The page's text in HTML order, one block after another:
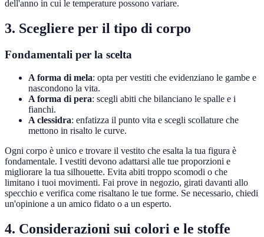
dell'anno in cui le temperature possono variare.
3. Scegliere per il tipo di corpo
Fondamentali per la scelta
A forma di mela: opta per vestiti che evidenziano le gambe e
nascondono la vita.
A forma di pera: scegli abiti che bilanciano le spalle e i
fianchi.
A clessidra: enfatizza il punto vita e scegli scollature che
mettono in risalto le curve.
Ogni corpo è unico e trovare il vestito che esalta la tua figura è
fondamentale. I vestiti devono adattarsi alle tue proporzioni e
migliorare la tua silhouette. Evita abiti troppo scomodi o che
limitano i tuoi movimenti. Fai prove in negozio, girati davanti allo
specchio e verifica come risaltano le tue forme. Se necessario, chiedi
un'opinione a un amico fidato o a un esperto.
4. Considerazioni sui colori e le stoffe